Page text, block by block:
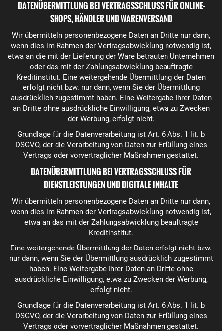
DATENÜBERMITTLUNG BEI VERTRAGSSCHLUSS FÜR ONLINE-
SHOPS, HÄNDLER UND WARENVERSAND
Wir übermitteln personenbezogene Daten an Dritte nur dann,
wenn dies im Rahmen der Vertragsabwicklung notwendig ist,
etwa an die mit der Lieferung der Ware betrauten Unternehmen
oder das mit der Zahlungsabwicklung beauftragte
Kreditinstitut. Eine weitergehende Übermittlung der Daten
erfolgt nicht bzw. nur dann, wenn Sie der Übermittlung
ausdrücklich zugestimmt haben. Eine Weitergabe Ihrer Daten
an Dritte ohne ausdrückliche Einwilligung, etwa zu Zwecken
der Werbung, erfolgt nicht.
Grundlage für die Datenverarbeitung ist Art. 6 Abs. 1 lit. b
DSGVO, der die Verarbeitung von Daten zur Erfüllung eines
Vertrags oder vorvertraglicher Maßnahmen gestattet.
DATENÜBERMITTLUNG BEI VERTRAGSSCHLUSS FÜR
DIENSTLEISTUNGEN UND DIGITALE INHALTE
Wir übermitteln personenbezogene Daten an Dritte nur dann,
wenn dies im Rahmen der Vertragsabwicklung notwendig ist,
etwa an das mit der Zahlungsabwicklung beauftragte
Kreditinstitut.
Eine weitergehende Übermittlung der Daten erfolgt nicht bzw.
nur dann, wenn Sie der Übermittlung ausdrücklich zugestimmt
haben. Eine Weitergabe Ihrer Daten an Dritte ohne
ausdrückliche Einwilligung, etwa zu Zwecken der Werbung,
erfolgt nicht.
Grundlage für die Datenverarbeitung ist Art. 6 Abs. 1 lit. b
DSGVO, der die Verarbeitung von Daten zur Erfüllung eines
Vertrags oder vorvertraglicher Maßnahmen gestattet.